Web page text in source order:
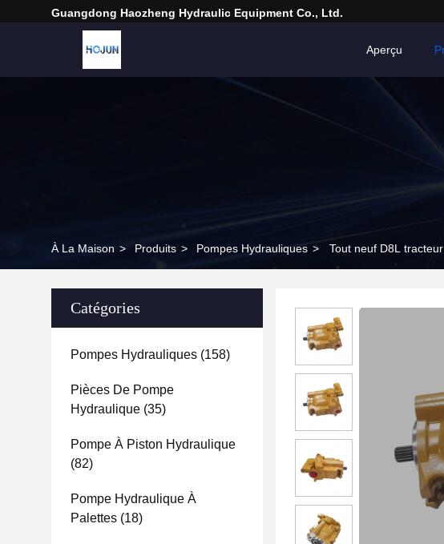
Guangdong Haozheng Hydraulic Equipment Co., Ltd.
Aperçu
À La Maison > Produits > Pompes Hydrauliques > Tout neuf D8L
Catégories
Pompes Hydrauliques (158)
Pièces De Pompe
Hydraulique (35)
Pompe À Piston Hydraulique
(82)
Pompe Hydraulique À
Palettes (18)